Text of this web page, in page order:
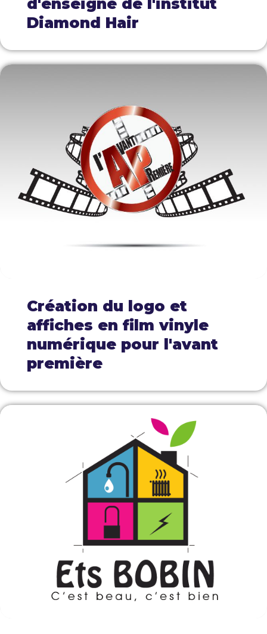
d'enseigne de l'institut
Diamond Hair
Création du logo et
affiches en film vinyle
numérique pour l'avant
première